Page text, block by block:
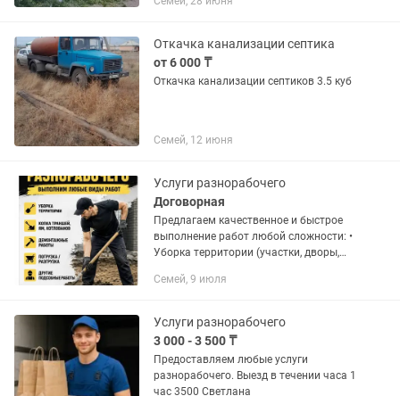
Откачка канализации септика
от 6 000 ₸
Откачка канализации септиков 3.5 куб
Семей, 12 июня
Услуги разнорабочего
Договорная
Предлагаем качественное и быстрое
выполнение работ любой сложности: •
Уборка территории (участки, дворы,
вручную • Земляные работы •
Семей, 9 июля
Услуги разнорабочего
3 000 - 3 500 ₸
Предоставляем любые услуги
разнорабочего. Выезд в течении часа 1
час 3500 Светлана